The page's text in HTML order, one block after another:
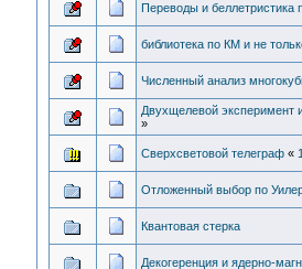
Переводы и беллетристика
библиотека по КМ и не
Численный анализ
Двухщелевой эксперимент
»
Сверхсветовой телеграф « 1
Отложенный выбор по
Квантовая стерка
Декогеренция и ядерно-